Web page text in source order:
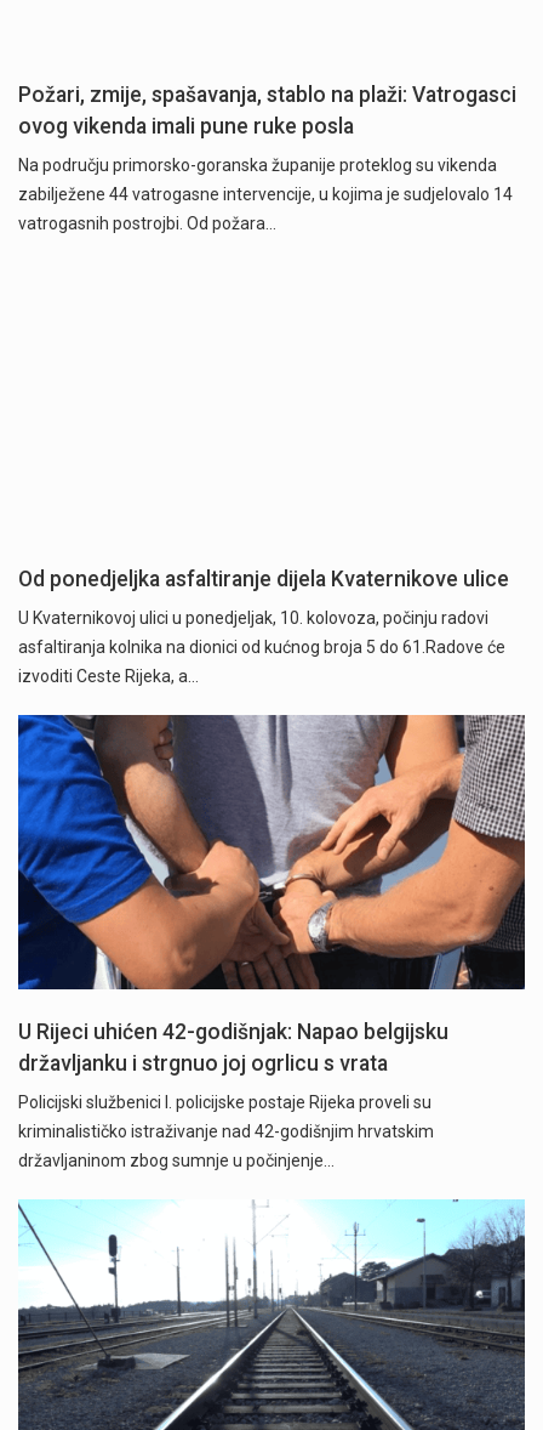
Požari, zmije, spašavanja, stablo na plaži: Vatrogasci
ovog vikenda imali pune ruke posla
Na području primorsko-goranska županije proteklog su vikenda
zabilježene 44 vatrogasne intervencije, u kojima je sudjelovalo 14
vatrogasnih postrojbi. Od požara…
Od ponedjeljka asfaltiranje dijela Kvaternikove ulice
U Kvaternikovoj ulici u ponedjeljak, 10. kolovoza, počinju radovi
asfaltiranja kolnika na dionici od kućnog broja 5 do 61.Radove će
izvoditi Ceste Rijeka, a…
U Rijeci uhićen 42-godišnjak: Napao belgijsku
državljanku i strgnuo joj ogrlicu s vrata
Policijski službenici I. policijske postaje Rijeka proveli su
kriminalističko istraživanje nad 42-godišnjim hrvatskim
državljaninom zbog sumnje u počinjenje…